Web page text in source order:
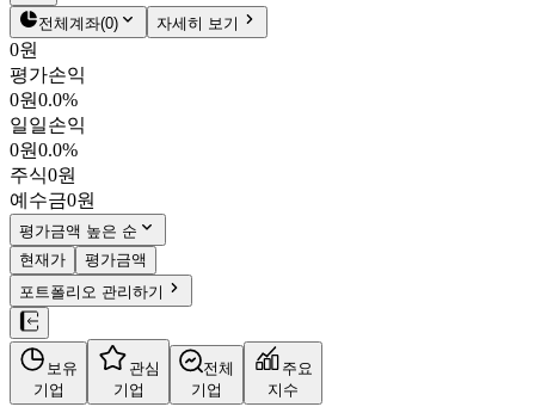
로체시스템즈
5,930원
071280
KOSDAQ
시가총액
PBR0.65
PER7.62
fPER 5.40
배당수익률0.84%
자사주비율-
결산월12월
4분기누적
10년
주재무제표
펀더멘탈
밸류에이션
주주환원
컨센서스
주식정보
전체계좌(0) 자세히 보기
0원
평가손익
0원0.0%
일일손익
0원0.0%
주식0원
예수금0원
평가금액 높은 순
현재가
평가금액
포트폴리오 관리하기
보유
기업
관심
기업
전체
기업
주요
지수